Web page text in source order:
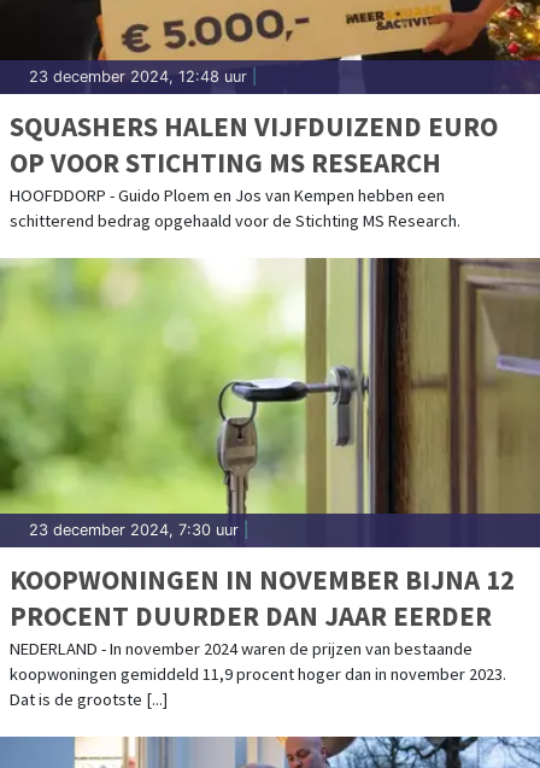
23 december 2024, 12:48 uur
SQUASHERS HALEN VIJFDUIZEND EURO
OP VOOR STICHTING MS RESEARCH
HOOFDDORP - Guido Ploem en Jos van Kempen hebben een
schitterend bedrag opgehaald voor de Stichting MS Research.
23 december 2024, 7:30 uur
KOOPWONINGEN IN NOVEMBER BIJNA 12
PROCENT DUURDER DAN JAAR EERDER
NEDERLAND - In november 2024 waren de prijzen van bestaande
koopwoningen gemiddeld 11,9 procent hoger dan in november 2023.
Dat is de grootste [...]